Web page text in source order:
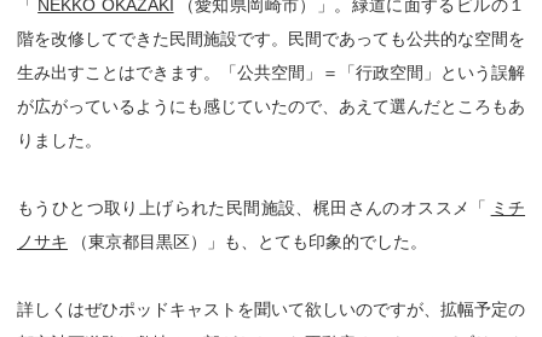
「 NEKKO OKAZAKI
（愛知県岡崎市）」。緑道に面するビルの１
階を改修してできた民間施設です。民間であっても公共的な空間を
生み出すことはできます。「公共空間」＝「行政空間」という誤解
が広がっているようにも感じていたので、あえて選んだところもあ
りました。
もうひとつ取り上げられた民間施設、梶田さんのオススメ「 ミチ
ノサキ
（東京都目黒区）」も、とても印象的でした。
詳しくはぜひポッドキャストを聞いて欲しいのですが、拡幅予定の